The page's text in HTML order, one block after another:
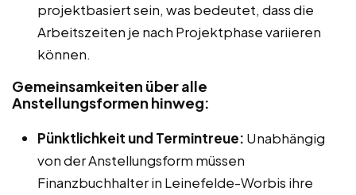
projektbasiert sein, was bedeutet, dass die
Arbeitszeiten je nach Projektphase variieren
können.
Gemeinsamkeiten über alle
Anstellungsformen hinweg:
Pünktlichkeit und Termintreue: Unabhängig
von der Anstellungsform müssen
Finanzbuchhalter in Leinefelde-Worbis ihre